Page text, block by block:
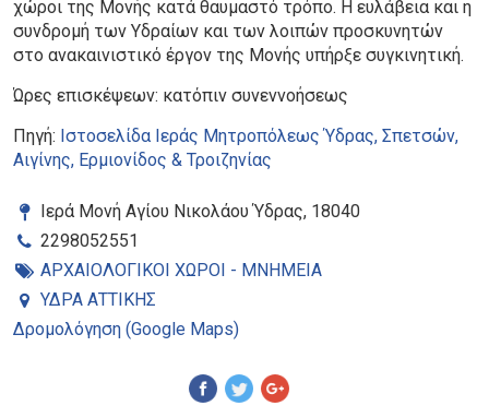
χώροι της Μονής κατά θαυμαστό τρόπο. Η ευλάβεια και η
συνδρομή των Υδραίων και των λοιπών προσκυνητών
στο ανακαινιστικό έργον της Μονής υπήρξε συγκινητική.
Ώρες επισκέψεων: κατόπιν συνεννοήσεως
Πηγή: Ιστοσελίδα Ιεράς Μητροπόλεως Ύδρας, Σπετσών,
Αιγίνης, Ερμιονίδος & Τροιζηνίας
Ιερά Μονή Αγίου Νικολάου Ύδρας, 18040
2298052551
ΑΡΧΑΙΟΛΟΓΙΚΟΙ ΧΩΡΟΙ - ΜΝΗΜΕΙΑ
ΥΔΡΑ ΑΤΤΙΚΗΣ
Δρομολόγηση (Google Maps)